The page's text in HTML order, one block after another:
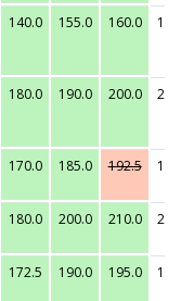
140.0 155.0 160.0
180.0 190.0 200.0
170.0 185.0 192.5
180.0 200.0 210.0
172.5 190.0 195.0